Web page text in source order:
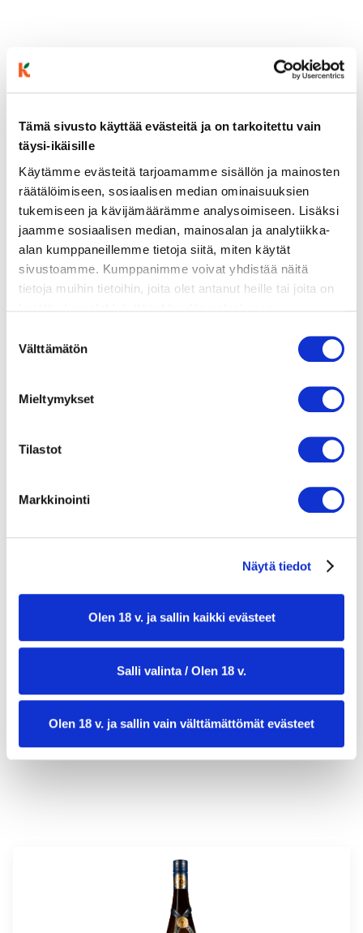
Tämä sivusto käyttää evästeitä ja on tarkoitettu vain
täysi-ikäisille
Käytämme evästeitä tarjoamamme sisällön ja mainosten
räätälöimiseen, sosiaalisen median ominaisuuksien
tukemiseen ja kävijämäärämme analysoimiseen. Lisäksi
jaamme sosiaalisen median, mainosalan ja analytiikka-
alan kumppaneillemme tietoja siitä, miten käytät
sivustoamme. Kumppanimme voivat yhdistää näitä
tietoja muihin tietoihin, joita olet antanut heille tai joita on
tai vanhempi. Vahvista ikäsi käyttääksesi sivustoa.
valinta
Välttämätön
Mieltymykset
Tilastot
Markkinointi
Näytä tiedot
Olen 18 v. ja sallin kaikki evästeet
Salli valinta / Olen 18 v.
Olen 18 v. ja sallin vain välttämättömät evästeet
valmistusohje
lisätietoja
50 g saksanpähkinöitä
1 dl kermaa
suolaa
valmistusaika: 60 min
annosmäärä :6